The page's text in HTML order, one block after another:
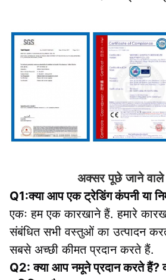
अक्सर पूछे जाने वाले
Q1:क्या आप एक ट्रेडिंग कंपनी या
एकः हम एक कारखाने हैं. हमारे
संबंधित सभी वस्तुओं का उत्पादन
सबसे अच्छी कीमत प्रदान करते हैं.
Q2: क्या आप नमूने प्रदान करते हैं?